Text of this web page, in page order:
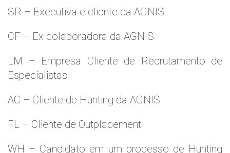
SR – Executiva e cliente da AGNIS
CF – Ex colaboradora da AGNIS
LM – Empresa Cliente de Recrutamento de
Especialistas
AC – Cliente de Hunting da AGNIS
FL – Cliente de Outplacement
WH – Candidato em um processo de Hunting